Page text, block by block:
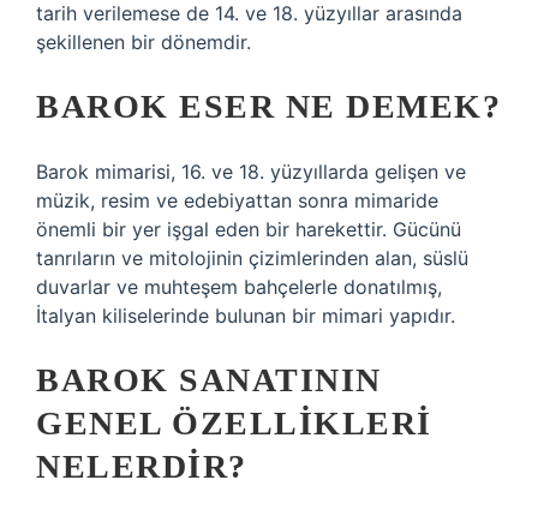
tarih verilemese de 14. ve 18. yüzyıllar arasında
şekillenen bir dönemdir.
BAROK ESER NE DEMEK?
Barok mimarisi, 16. ve 18. yüzyıllarda gelişen ve
müzik, resim ve edebiyattan sonra mimaride
önemli bir yer işgal eden bir harekettir. Gücünü
tanrıların ve mitolojinin çizimlerinden alan, süslü
duvarlar ve muhteşem bahçelerle donatılmış,
İtalyan kiliselerinde bulunan bir mimari yapıdır.
BAROK SANATININ
GENEL ÖZELLIKLERI
NELERDIR?